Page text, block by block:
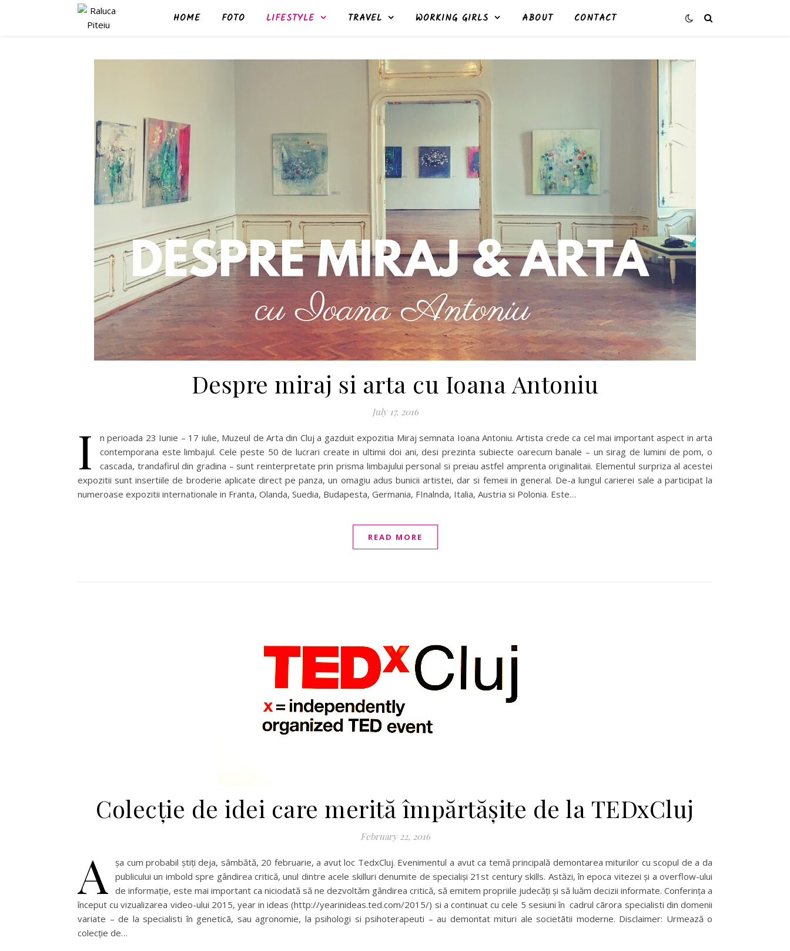
HOME FOTO LIFESTYLE TRAVEL WORKING GIRLS ABOUT CONTACT
Despre miraj si arta cu Ioana Antoniu
July 17, 2016
I
n perioada 23 Iunie – 17 iulie, Muzeul de Arta din Cluj a gazduit expozitia Miraj semnata Ioana Antoniu. Artista crede ca cel mai important aspect in arta
contemporana este limbajul. Cele peste 50 de lucrari create in ultimii doi ani, desi prezinta subiecte oarecum banale – un sirag de lumini de pom, o
cascada, trandafirul din gradina – sunt reinterpretate prin prisma limbajului personal si preiau astfel amprenta originalitaii. Elementul surpriza al acestei
expozitii sunt insertiile de broderie aplicate direct pe panza, un omagiu adus bunicii artistei, dar si femeii in general. De-a lungul carierei sale a participat la
numeroase expozitii internationale in Franta, Olanda, Suedia, Budapesta, Germania, FInalnda, Italia, Austria si Polonia. Este…
READ MORE
Colecție de idei care merită împărtășite de la TEDxCluj
February 22, 2016
A
șa cum probabil știți deja, sâmbătă, 20 februarie, a avut loc TedxCluj. Evenimentul a avut ca temă principală demontarea miturilor cu scopul de a da
publicului un imbold spre gândirea critică, unul dintre acele skilluri denumite de specialiși 21st century skills. Astăzi, în epoca vitezei și a overflow-ului
de informație, este mai important ca niciodată să ne dezvoltăm gândirea critică, să emitem propriile judecăți și să luăm decizii informate. Conferința a
început cu vizualizarea video-ului 2015, year in ideas (http://yearinideas.ted.com/2015/) si a continuat cu cele 5 sesiuni în cadrul cãrora specialisti din domenii
variate – de la specialisti în geneticã, sau agronomie, la psihologi si psihoterapeuti – au demontat mituri ale societãtii moderne. Disclaimer: Urmează o
colecție de…